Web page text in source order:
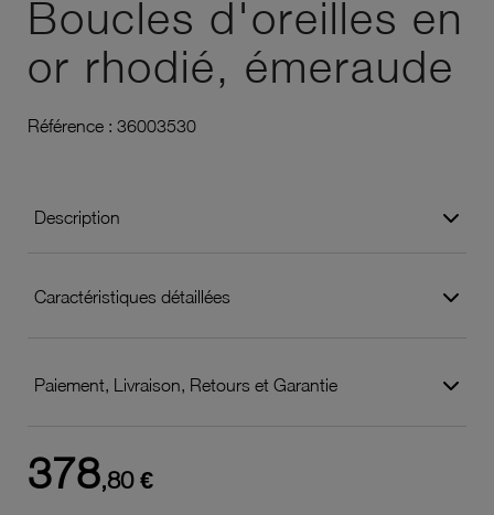
Boucles d'oreilles en
or rhodié, émeraude
Référence : 36003530
Description
Caractéristiques détaillées
Paiement, Livraison, Retours et Garantie
378,80 €